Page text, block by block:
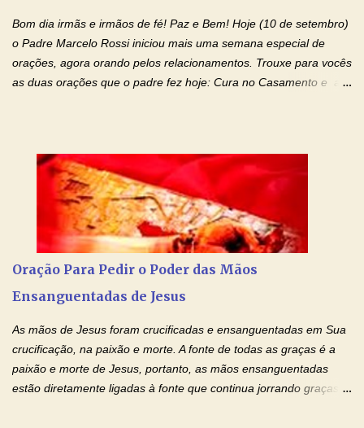
os laços...
Bom dia irmãs e irmãos de fé! Paz e Bem! Hoje (10 de setembro)
o Padre Marcelo Rossi iniciou mais uma semana especial de
orações, agora orando pelos relacionamentos. Trouxe para vocês
as duas orações que o padre fez hoje: Cura no Casamento e a
com o Momento de Fé. Que Deus abençoe e que todo
relacionamento seja fortalecido e curado no amor Ágape de
Jesus. Adriana-Devoção e Fé Mensagem do Padre Marcelo Rossi
em seu Facebook: Amados, iniciamos uma semana para orar
pelos relacionamentos. Diz a Bíblia sagrada: "O amor é paciente,
o amor é prestativo; não é invejoso, não se ostenta, não se incha
de orgulho. Nada faz de inconveniente, não procura o seu próprio
interesse, não se irrita, não guarda rancor. Não se alegra com a
Oração Para Pedir o Poder das Mãos
Ensanguentadas de Jesus
As mãos de Jesus foram crucificadas e ensanguentadas em Sua
crucificação, na paixão e morte. A fonte de todas as graças é a
paixão e morte de Jesus, portanto, as mãos ensanguentadas
estão diretamente ligadas à fonte que continua jorrando graças